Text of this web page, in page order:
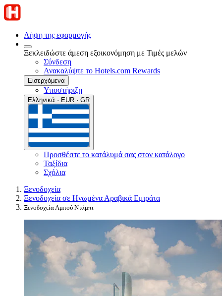
Λήψη της εφαρμογής
Ξεκλειδώστε άμεση εξοικονόμηση με Τιμές μελών
Σύνδεση
Ανακαλύψτε το Hotels.com Rewards
Εισερχόμενα
Υποστήριξη
Ελληνικά · EUR · GR
Προσθέστε το κατάλυμά σας στον κατάλογο
Ταξίδια
Σχόλια
Ξενοδοχεία
Ξενοδοχεία σε Ηνωμένα Αραβικά Εμιράτα
Ξενοδοχεία Αμπού Ντάμπι